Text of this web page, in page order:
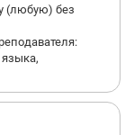
(любую) без